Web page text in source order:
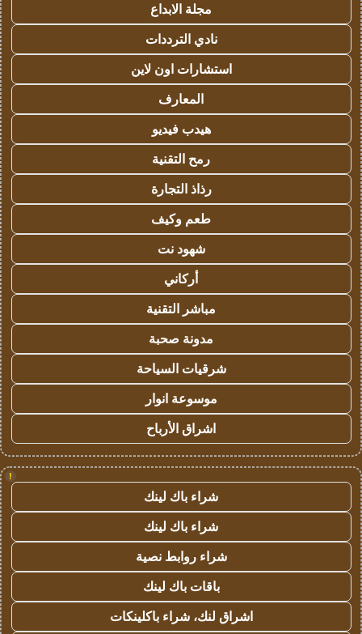
مجلة الابداع
نادي الترددات
استشارات اون لاين
المعارف
هيدب فيديو
رمح التقنية
رذاذ التجارة
طعم وكيف
شهود نت
أركاني
مباشر التقنية
مدونة صحبة
شرقيات السياحة
موسوعة انوار
اشراق الأرباح
!
شراء باك لينك
شراء باك لينك
شراء روابط نصية
باقات باك لينك
اشراق لنك، شراء باكلينكات